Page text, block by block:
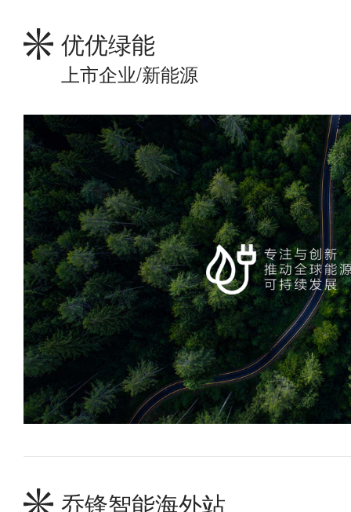
优优绿能
上市企业/新能源
乔锋智能海外站